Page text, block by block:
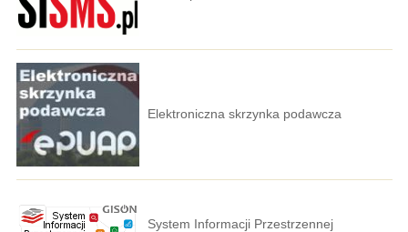
Elektroniczna skrzynka podawcza
System Informacji Przestrzennej